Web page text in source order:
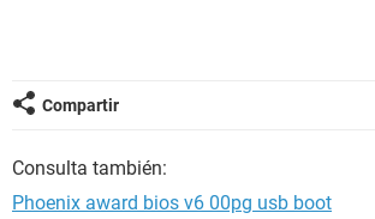
Compartir
Consulta también:
Phoenix award bios v6 00pg usb boot